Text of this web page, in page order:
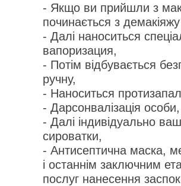
- Якщо ви прийшли з
починається з
- Далі наноситься
вапоризация,
- Потім відбувається
ручну,
- Наноситься
- Дарсонвалізація особи,
- Далі індивідуально
сироватки,
- Антисептична маска,
і останнім заключним
послуг нанесення